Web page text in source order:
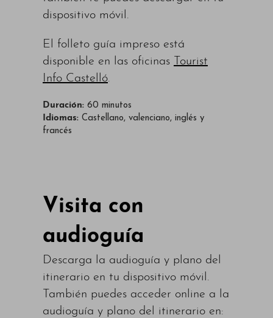
dispositivo móvil.
El folleto guía impreso está
disponible en las oficinas Tourist
Info Castelló.
Duración: 60 minutos
Idiomas: Castellano, valenciano, inglés y
francés
Visita con
audioguía
Descarga la audioguía y plano del
itinerario en tu dispositivo móvil.
También puedes acceder online a la
audioguía y plano del itinerario en: